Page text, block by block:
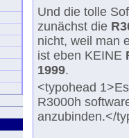
Und die tolle
zunächst die
nicht, weil man
ist eben KEINE
1999.
<typohead
R3000h
anzubinden.</